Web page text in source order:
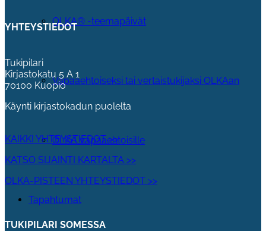
OLKA® -teemapäivät
Vapaaehtoiseksi tai vertaistukijaksi OLKAan
OLKA vapaaehtoisille
Tapahtumat
YHTEYSTIEDOT
Tukipilari
Kirjastokatu 5 A 1
70100 Kuopio
Käynti kirjastokadun puolelta
KAIKKI YHTEYSTIEDOT >>
KATSO SIJAINTI KARTALTA >>
OLKA-PISTEEN YHTEYSTIEDOT >>
TUKIPILARI SOMESSA